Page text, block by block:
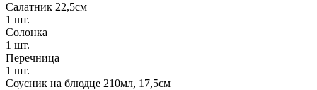
Салатник 22,5см
1 шт.
Солонка
1 шт.
Перечница
1 шт.
Соусник на блюдце 210мл, 17,5см